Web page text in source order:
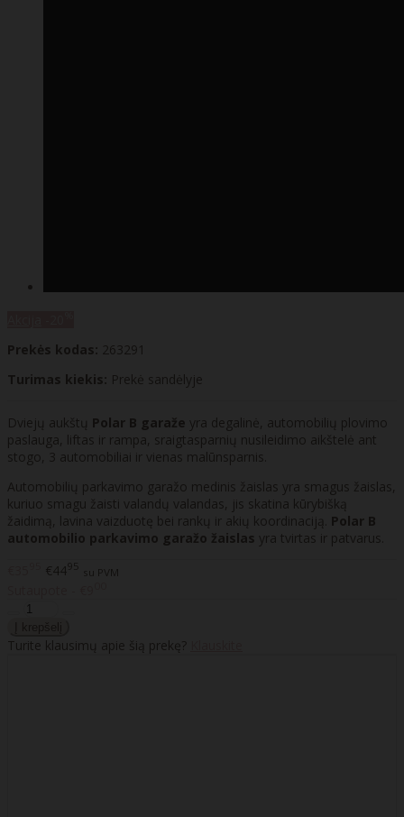
Prekės kodas: 263291
Turimas kiekis: Prekė sandėlyje
Dviejų aukštų Polar B garaže yra degalinė, automobilių plovimo
paslauga, liftas ir rampa, sraigtasparnių nusileidimo aikštelė ant
stogo, 3 automobiliai ir vienas malūnsparnis.
Automobilių parkavimo garažo medinis žaislas yra smagus žaislas,
kuriuo smagu žaisti valandų valandas, jis skatina kūrybišką
žaidimą, lavina vaizduotę bei rankų ir akių koordinaciją. Polar B
automobilio parkavimo garažo žaislas yra tvirtas ir patvarus.
€4495 su PVM
Turite klausimų apie šią prekę?